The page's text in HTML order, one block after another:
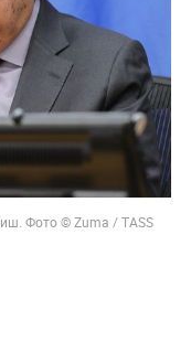
Фото © Zuma / TASS